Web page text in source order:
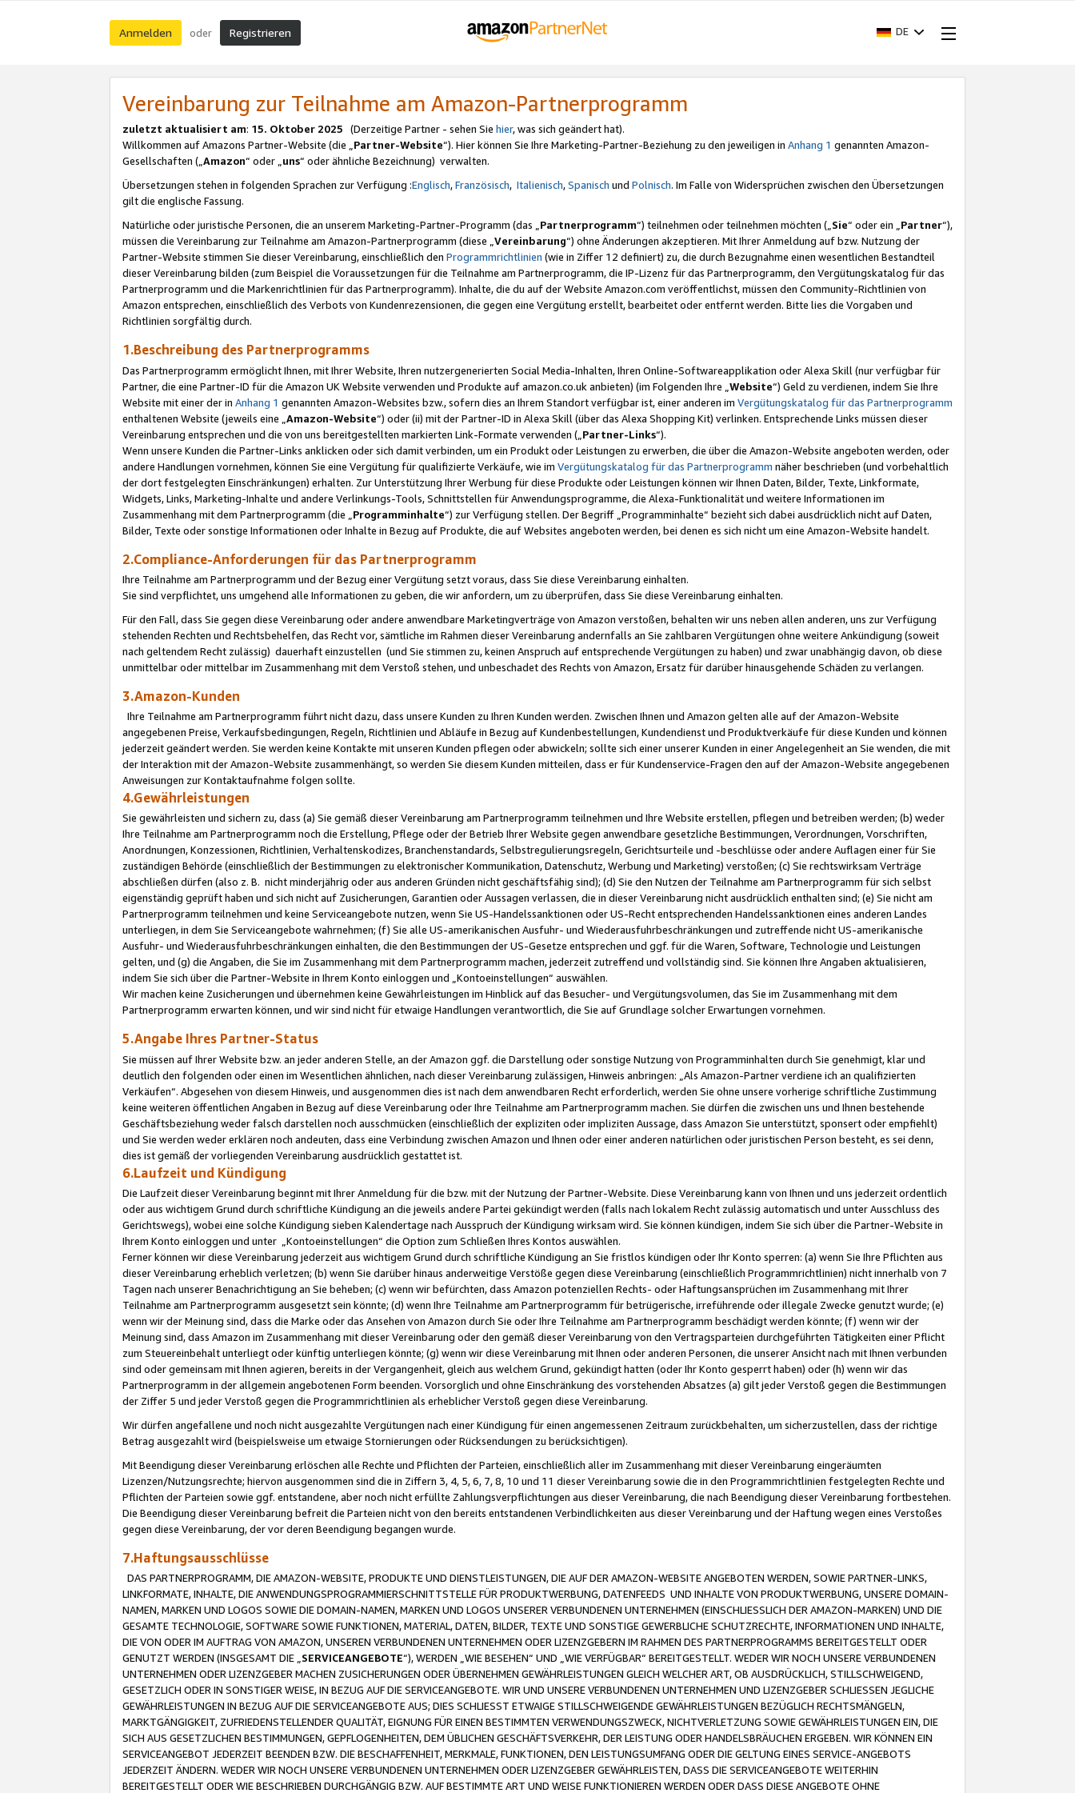
Anmelden oder Registrieren DE
Vereinbarung zur Teilnahme am Amazon-Partnerprogramm
zuletzt aktualisiert am: 15. Oktober 2025 (Derzeitige Partner - sehen Sie hier, was sich geändert hat).
Willkommen auf Amazons Partner-Website (die „Partner-Website“). Hier können Sie Ihre Marketing-Partner-Beziehung zu den jeweiligen in Anhang 1 genannten Amazon-
Gesellschaften („Amazon“ oder „uns“ oder ähnliche Bezeichnung) verwalten.
Übersetzungen stehen in folgenden Sprachen zur Verfügung :Englisch,Französisch, Italienisch,Spanisch und Polnisch. Im Falle von Widersprüchen zwischen den Übersetzungen
gilt die englische Fassung.
Natürliche oder juristische Personen, die an unserem Marketing-Partner-Programm (das „Partnerprogramm“) teilnehmen oder teilnehmen möchten („Sie“ oder ein „Partner“),
müssen die Vereinbarung zur Teilnahme am Amazon-Partnerprogramm (diese „Vereinbarung“) ohne Änderungen akzeptieren. Mit Ihrer Anmeldung auf bzw. Nutzung der
Partner-Website stimmen Sie dieser Vereinbarung, einschließlich den Programmrichtlinien (wie in Ziffer 12 definiert) zu, die durch Bezugnahme einen wesentlichen Bestandteil
dieser Vereinbarung bilden (zum Beispiel die Voraussetzungen für die Teilnahme am Partnerprogramm, die IP-Lizenz für das Partnerprogramm, den Vergütungskatalog für das
Partnerprogramm und die Markenrichtlinien für das Partnerprogramm). Inhalte, die du auf der Website Amazon.com veröffentlichst, müssen den Community-Richtlinien von
Amazon entsprechen, einschließlich des Verbots von Kundenrezensionen, die gegen eine Vergütung erstellt, bearbeitet oder entfernt werden. Bitte lies die Vorgaben und
Richtlinien sorgfältig durch.
1.Beschreibung des Partnerprogramms
Das Partnerprogramm ermöglicht Ihnen, mit Ihrer Website, Ihren nutzergenerierten Social Media-Inhalten, Ihren Online-Softwareapplikation oder Alexa Skill (nur verfügbar für
Partner, die eine Partner-ID für die Amazon UK Website verwenden und Produkte auf amazon.co.uk anbieten) (im Folgenden Ihre „ Website“) Geld zu verdienen, indem Sie Ihre
Website mit einer der in Anhang 1 genannten Amazon-Websites bzw., sofern dies an Ihrem Standort verfügbar ist, einer anderen im Vergütungskatalog für das Partnerprogramm
enthaltenen Website (jeweils eine „ Amazon-Website“) oder (ii) mit der Partner-ID in Alexa Skill (über das Alexa Shopping Kit) verlinken. Entsprechende Links müssen dieser
Vereinbarung entsprechen und die von uns bereitgestellten markierten Link-Formate verwenden („ Partner-Links“).
Wenn unsere Kunden die Partner-Links anklicken oder sich damit verbinden, um ein Produkt oder Leistungen zu erwerben, die über die Amazon-Website angeboten werden, oder
andere Handlungen vornehmen, können Sie eine Vergütung für qualifizierte Verkäufe, wie im Vergütungskatalog für das Partnerprogramm näher beschrieben (und vorbehaltlich
der dort festgelegten Einschränkungen) erhalten. Zur Unterstützung Ihrer Werbung für diese Produkte oder Leistungen können wir Ihnen Daten, Bilder, Texte, Linkformate,
Widgets, Links, Marketing-Inhalte und andere Verlinkungs-Tools, Schnittstellen für Anwendungsprogramme, die Alexa-Funktionalität und weitere Informationen im
Zusammenhang mit dem Partnerprogramm (die „ Programminhalte“) zur Verfügung stellen. Der Begriff „Programminhalte“ bezieht sich dabei ausdrücklich nicht auf Daten,
Bilder, Texte oder sonstige Informationen oder Inhalte in Bezug auf Produkte, die auf Websites angeboten werden, bei denen es sich nicht um eine Amazon-Website handelt.
2.Compliance-Anforderungen für das Partnerprogramm
Ihre Teilnahme am Partnerprogramm und der Bezug einer Vergütung setzt voraus, dass Sie diese Vereinbarung einhalten.
Sie sind verpflichtet, uns umgehend alle Informationen zu geben, die wir anfordern, um zu überprüfen, dass Sie diese Vereinbarung einhalten.
Für den Fall, dass Sie gegen diese Vereinbarung oder andere anwendbare Marketingverträge von Amazon verstoßen, behalten wir uns neben allen anderen, uns zur Verfügung
stehenden Rechten und Rechtsbehelfen, das Recht vor, sämtliche im Rahmen dieser Vereinbarung andernfalls an Sie zahlbaren Vergütungen ohne weitere Ankündigung (soweit
nach geltendem Recht zulässig) dauerhaft einzustellen (und Sie stimmen zu, keinen Anspruch auf entsprechende Vergütungen zu haben) und zwar unabhängig davon, ob diese
unmittelbar oder mittelbar im Zusammenhang mit dem Verstoß stehen, und unbeschadet des Rechts von Amazon, Ersatz für darüber hinausgehende Schäden zu verlangen.
3.Amazon-Kunden
Ihre Teilnahme am Partnerprogramm führt nicht dazu, dass unsere Kunden zu Ihren Kunden werden. Zwischen Ihnen und Amazon gelten alle auf der Amazon-Website
angegebenen Preise, Verkaufsbedingungen, Regeln, Richtlinien und Abläufe in Bezug auf Kundenbestellungen, Kundendienst und Produktverkäufe für diese Kunden und können
jederzeit geändert werden. Sie werden keine Kontakte mit unseren Kunden pflegen oder abwickeln; sollte sich einer unserer Kunden in einer Angelegenheit an Sie wenden, die mit
der Interaktion mit der Amazon-Website zusammenhängt, so werden Sie diesem Kunden mitteilen, dass er für Kundenservice-Fragen den auf der Amazon-Website angegebenen
Anweisungen zur Kontaktaufnahme folgen sollte.
4.Gewährleistungen
Sie gewährleisten und sichern zu, dass (a) Sie gemäß dieser Vereinbarung am Partnerprogramm teilnehmen und Ihre Website erstellen, pflegen und betreiben werden; (b) weder
Ihre Teilnahme am Partnerprogramm noch die Erstellung, Pflege oder der Betrieb Ihrer Website gegen anwendbare gesetzliche Bestimmungen, Verordnungen, Vorschriften,
Anordnungen, Konzessionen, Richtlinien, Verhaltenskodizes, Branchenstandards, Selbstregulierungsregeln, Gerichtsurteile und -beschlüsse oder andere Auflagen einer für Sie
zuständigen Behörde (einschließlich der Bestimmungen zu elektronischer Kommunikation, Datenschutz, Werbung und Marketing) verstoßen; (c) Sie rechtswirksam Verträge
abschließen dürfen (also z. B. nicht minderjährig oder aus anderen Gründen nicht geschäftsfähig sind); (d) Sie den Nutzen der Teilnahme am Partnerprogramm für sich selbst
eigenständig geprüft haben und sich nicht auf Zusicherungen, Garantien oder Aussagen verlassen, die in dieser Vereinbarung nicht ausdrücklich enthalten sind; (e) Sie nicht am
Partnerprogramm teilnehmen und keine Serviceangebote nutzen, wenn Sie US-Handelssanktionen oder US-Recht entsprechenden Handelssanktionen eines anderen Landes
unterliegen, in dem Sie Serviceangebote wahrnehmen; (f) Sie alle US-amerikanischen Ausfuhr- und Wiederausfuhrbeschränkungen und zutreffende nicht US-amerikanische
Ausfuhr- und Wiederausfuhrbeschränkungen einhalten, die den Bestimmungen der US-Gesetze entsprechen und ggf. für die Waren, Software, Technologie und Leistungen
gelten, und (g) die Angaben, die Sie im Zusammenhang mit dem Partnerprogramm machen, jederzeit zutreffend und vollständig sind. Sie können Ihre Angaben aktualisieren,
indem Sie sich über die Partner-Website in Ihrem Konto einloggen und „Kontoeinstellungen“ auswählen.
Wir machen keine Zusicherungen und übernehmen keine Gewährleistungen im Hinblick auf das Besucher- und Vergütungsvolumen, das Sie im Zusammenhang mit dem
Partnerprogramm erwarten können, und wir sind nicht für etwaige Handlungen verantwortlich, die Sie auf Grundlage solcher Erwartungen vornehmen.
5.Angabe Ihres Partner-Status
Sie müssen auf Ihrer Website bzw. an jeder anderen Stelle, an der Amazon ggf. die Darstellung oder sonstige Nutzung von Programminhalten durch Sie genehmigt, klar und
deutlich den folgenden oder einen im Wesentlichen ähnlichen, nach dieser Vereinbarung zulässigen, Hinweis anbringen: „Als Amazon-Partner verdiene ich an qualifizierten
Verkäufen“. Abgesehen von diesem Hinweis, und ausgenommen dies ist nach dem anwendbaren Recht erforderlich, werden Sie ohne unsere vorherige schriftliche Zustimmung
keine weiteren öffentlichen Angaben in Bezug auf diese Vereinbarung oder Ihre Teilnahme am Partnerprogramm machen. Sie dürfen die zwischen uns und Ihnen bestehende
Geschäftsbeziehung weder falsch darstellen noch ausschmücken (einschließlich der expliziten oder impliziten Aussage, dass Amazon Sie unterstützt, sponsert oder empfiehlt)
und Sie werden weder erklären noch andeuten, dass eine Verbindung zwischen Amazon und Ihnen oder einer anderen natürlichen oder juristischen Person besteht, es sei denn,
dies ist gemäß der vorliegenden Vereinbarung ausdrücklich gestattet ist.
6.Laufzeit und Kündigung
Die Laufzeit dieser Vereinbarung beginnt mit Ihrer Anmeldung für die bzw. mit der Nutzung der Partner-Website. Diese Vereinbarung kann von Ihnen und uns jederzeit ordentlich
oder aus wichtigem Grund durch schriftliche Kündigung an die jeweils andere Partei gekündigt werden (falls nach lokalem Recht zulässig automatisch und unter Ausschluss des
Gerichtswegs), wobei eine solche Kündigung sieben Kalendertage nach Ausspruch der Kündigung wirksam wird. Sie können kündigen, indem Sie sich über die Partner-Website in
Ihrem Konto einloggen und unter „Kontoeinstellungen“ die Option zum Schließen Ihres Kontos auswählen.
Ferner können wir diese Vereinbarung jederzeit aus wichtigem Grund durch schriftliche Kündigung an Sie fristlos kündigen oder Ihr Konto sperren: (a) wenn Sie Ihre Pflichten aus
dieser Vereinbarung erheblich verletzen; (b) wenn Sie darüber hinaus anderweitige Verstöße gegen diese Vereinbarung (einschließlich Programmrichtlinien) nicht innerhalb von 7
Tagen nach unserer Benachrichtigung an Sie beheben; (c) wenn wir befürchten, dass Amazon potenziellen Rechts- oder Haftungsansprüchen im Zusammenhang mit Ihrer
Teilnahme am Partnerprogramm ausgesetzt sein könnte; (d) wenn Ihre Teilnahme am Partnerprogramm für betrügerische, irreführende oder illegale Zwecke genutzt wurde; (e)
wenn wir der Meinung sind, dass die Marke oder das Ansehen von Amazon durch Sie oder Ihre Teilnahme am Partnerprogramm beschädigt werden könnte; (f) wenn wir der
Meinung sind, dass Amazon im Zusammenhang mit dieser Vereinbarung oder den gemäß dieser Vereinbarung von den Vertragsparteien durchgeführten Tätigkeiten einer Pflicht
zum Steuereinbehalt unterliegt oder künftig unterliegen könnte; (g) wenn wir diese Vereinbarung mit Ihnen oder anderen Personen, die unserer Ansicht nach mit Ihnen verbunden
sind oder gemeinsam mit Ihnen agieren, bereits in der Vergangenheit, gleich aus welchem Grund, gekündigt hatten (oder Ihr Konto gesperrt haben) oder (h) wenn wir das
Partnerprogramm in der allgemein angebotenen Form beenden. Vorsorglich und ohne Einschränkung des vorstehenden Absatzes (a) gilt jeder Verstoß gegen die Bestimmungen
der Ziffer 5 und jeder Verstoß gegen die Programmrichtlinien als erheblicher Verstoß gegen diese Vereinbarung.
Wir dürfen angefallene und noch nicht ausgezahlte Vergütungen nach einer Kündigung für einen angemessenen Zeitraum zurückbehalten, um sicherzustellen, dass der richtige
Betrag ausgezahlt wird (beispielsweise um etwaige Stornierungen oder Rücksendungen zu berücksichtigen).
Mit Beendigung dieser Vereinbarung erlöschen alle Rechte und Pflichten der Parteien, einschließlich aller im Zusammenhang mit dieser Vereinbarung eingeräumten
Lizenzen/Nutzungsrechte; hiervon ausgenommen sind die in Ziffern 3, 4, 5, 6, 7, 8, 10 und 11 dieser Vereinbarung sowie die in den Programmrichtlinien festgelegten Rechte und
Pflichten der Parteien sowie ggf. entstandene, aber noch nicht erfüllte Zahlungsverpflichtungen aus dieser Vereinbarung, die nach Beendigung dieser Vereinbarung fortbestehen.
Die Beendigung dieser Vereinbarung befreit die Parteien nicht von den bereits entstandenen Verbindlichkeiten aus dieser Vereinbarung und der Haftung wegen eines Verstoßes
gegen diese Vereinbarung, der vor deren Beendigung begangen wurde.
7.Haftungsausschlüsse
DAS PARTNERPROGRAMM, DIE AMAZON-WEBSITE, PRODUKTE UND DIENSTLEISTUNGEN, DIE AUF DER AMAZON-WEBSITE ANGEBOTEN WERDEN, SOWIE PARTNER-LINKS,
LINKFORMATE, INHALTE, DIE ANWENDUNGSPROGRAMMIERSCHNITTSTELLE FÜR PRODUKTWERBUNG, DATENFEEDS UND INHALTE VON PRODUKTWERBUNG, UNSERE DOMAIN-
NAMEN, MARKEN UND LOGOS SOWIE DIE DOMAIN-NAMEN, MARKEN UND LOGOS UNSERER VERBUNDENEN UNTERNEHMEN (EINSCHLIESSLICH DER AMAZON-MARKEN) UND DIE
GESAMTE TECHNOLOGIE, SOFTWARE SOWIE FUNKTIONEN, MATERIAL, DATEN, BILDER, TEXTE UND SONSTIGE GEWERBLICHE SCHUTZRECHTE, INFORMATIONEN UND INHALTE,
DIE VON ODER IM AUFTRAG VON AMAZON, UNSEREN VERBUNDENEN UNTERNEHMEN ODER LIZENZGEBERN IM RAHMEN DES PARTNERPROGRAMMS BEREITGESTELLT ODER
GENUTZT WERDEN (INSGESAMT DIE „ SERVICEANGEBOTE“), WERDEN „WIE BESEHEN“ UND „WIE VERFÜGBAR“ BEREITGESTELLT. WEDER WIR NOCH UNSERE VERBUNDENEN
UNTERNEHMEN ODER LIZENZGEBER MACHEN ZUSICHERUNGEN ODER ÜBERNEHMEN GEWÄHRLEISTUNGEN GLEICH WELCHER ART, OB AUSDRÜCKLICH, STILLSCHWEIGEND,
GESETZLICH ODER IN SONSTIGER WEISE, IN BEZUG AUF DIE SERVICEANGEBOTE. WIR UND UNSERE VERBUNDENEN UNTERNEHMEN UND LIZENZGEBER SCHLIESSEN JEGLICHE
GEWÄHRLEISTUNGEN IN BEZUG AUF DIE SERVICEANGEBOTE AUS; DIES SCHLIESST ETWAIGE STILLSCHWEIGENDE GEWÄHRLEISTUNGEN BEZÜGLICH RECHTSMÄNGELN,
MARKTGÄNGIGKEIT, ZUFRIEDENSTELLENDER QUALITÄT, EIGNUNG FÜR EINEN BESTIMMTEN VERWENDUNGSZWECK, NICHTVERLETZUNG SOWIE GEWÄHRLEISTUNGEN EIN, DIE
SICH AUS GESETZLICHEN BESTIMMUNGEN, GEPFLOGENHEITEN, DEM ÜBLICHEN GESCHÄFTSVERKEHR, DER LEISTUNG ODER HANDELSBRÄUCHEN ERGEBEN. WIR KÖNNEN EIN
SERVICEANGEBOT JEDERZEIT BEENDEN BZW. DIE BESCHAFFENHEIT, MERKMALE, FUNKTIONEN, DEN LEISTUNGSUMFANG ODER DIE GELTUNG EINES SERVICE-ANGEBOTS
JEDERZEIT ÄNDERN. WEDER WIR NOCH UNSERE VERBUNDENEN UNTERNEHMEN ODER LIZENZGEBER GEWÄHRLEISTEN, DASS DIE SERVICEANGEBOTE WEITERHIN
BEREITGESTELLT ODER WIE BESCHRIEBEN DURCHGÄNGIG BZW. AUF BESTIMMTE ART UND WEISE FUNKTIONIEREN WERDEN ODER DASS DIESE ANGEBOTE OHNE